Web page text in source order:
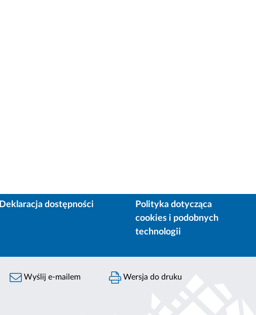
Deklaracja dostępności
Polityka dotycząca
cookies i podobnych
technologii
Wyślij e-mailem Wersja do druku